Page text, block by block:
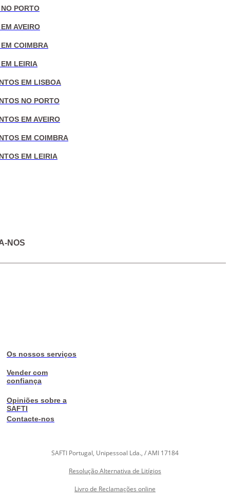
PORTO
AVEIRO
COIMBRA
LEIRIA
EM LISBOA
NO PORTO
EM AVEIRO
EM COIMBRA
EM LEIRIA
NOS
Os nossos serviços
Vender com
confiança
Opiniões sobre a
SAFTI
Contacte-nos
SAFTI Portugal, Unipessoal Lda., / AMI 17184
Resolução Alternativa de Litígios
Livro de Reclamações online